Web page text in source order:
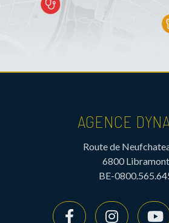
AGENCE
Route de
6800 Libramont
BE-